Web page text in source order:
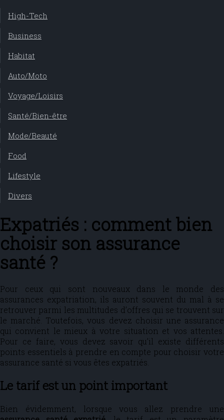
High-Tech
Business
Habitat
Auto/Moto
Voyage/Loisirs
Santé/Bien-être
Mode/Beauté
Food
Lifestyle
Divers
Expatriés : comment bien
choisir son assurance
santé ?
Pour ceux qui sont nouveaux dans le monde des
assurances expatriation, ils auront souvent du mal à se
retrouver parmi les multitudes d’offres qui se trouvent sur
le marché. Toutefois, vous devez choisir une assurance
qui convient le mieux à votre situation et vos attentes.
Pour ce faire, vous devez savoir qu’il existe différents
points essentiels à prendre en compte pour choisir votre
assurance santé si vous êtes expatriés.
Le tarif est un point important
Bien évidemment, lorsque vous allez prendre une